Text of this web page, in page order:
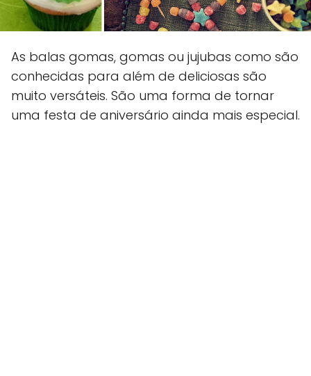
As balas gomas, gomas ou jujubas como são
conhecidas para além de deliciosas são
muito versáteis. São uma forma de tornar
uma festa de aniversário ainda mais especial.